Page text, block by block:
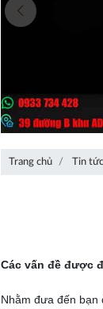
Trang chủ Tin tức
Các vấn đề được
Nhằm đưa đến bạn